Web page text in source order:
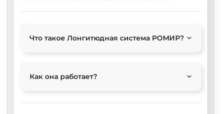
Что такое Лонгитюдная система РОМИР?
Как она работает?